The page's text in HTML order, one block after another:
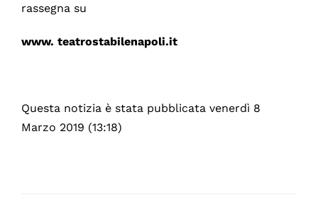
rassegna su
www. teatrostabilenapoli.it
Questa notizia è stata pubblicata venerdì 8
Marzo 2019 (13:18)